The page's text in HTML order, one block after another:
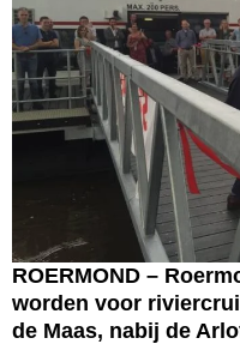
ROERMOND –
worden voor
de Maas, nabij de